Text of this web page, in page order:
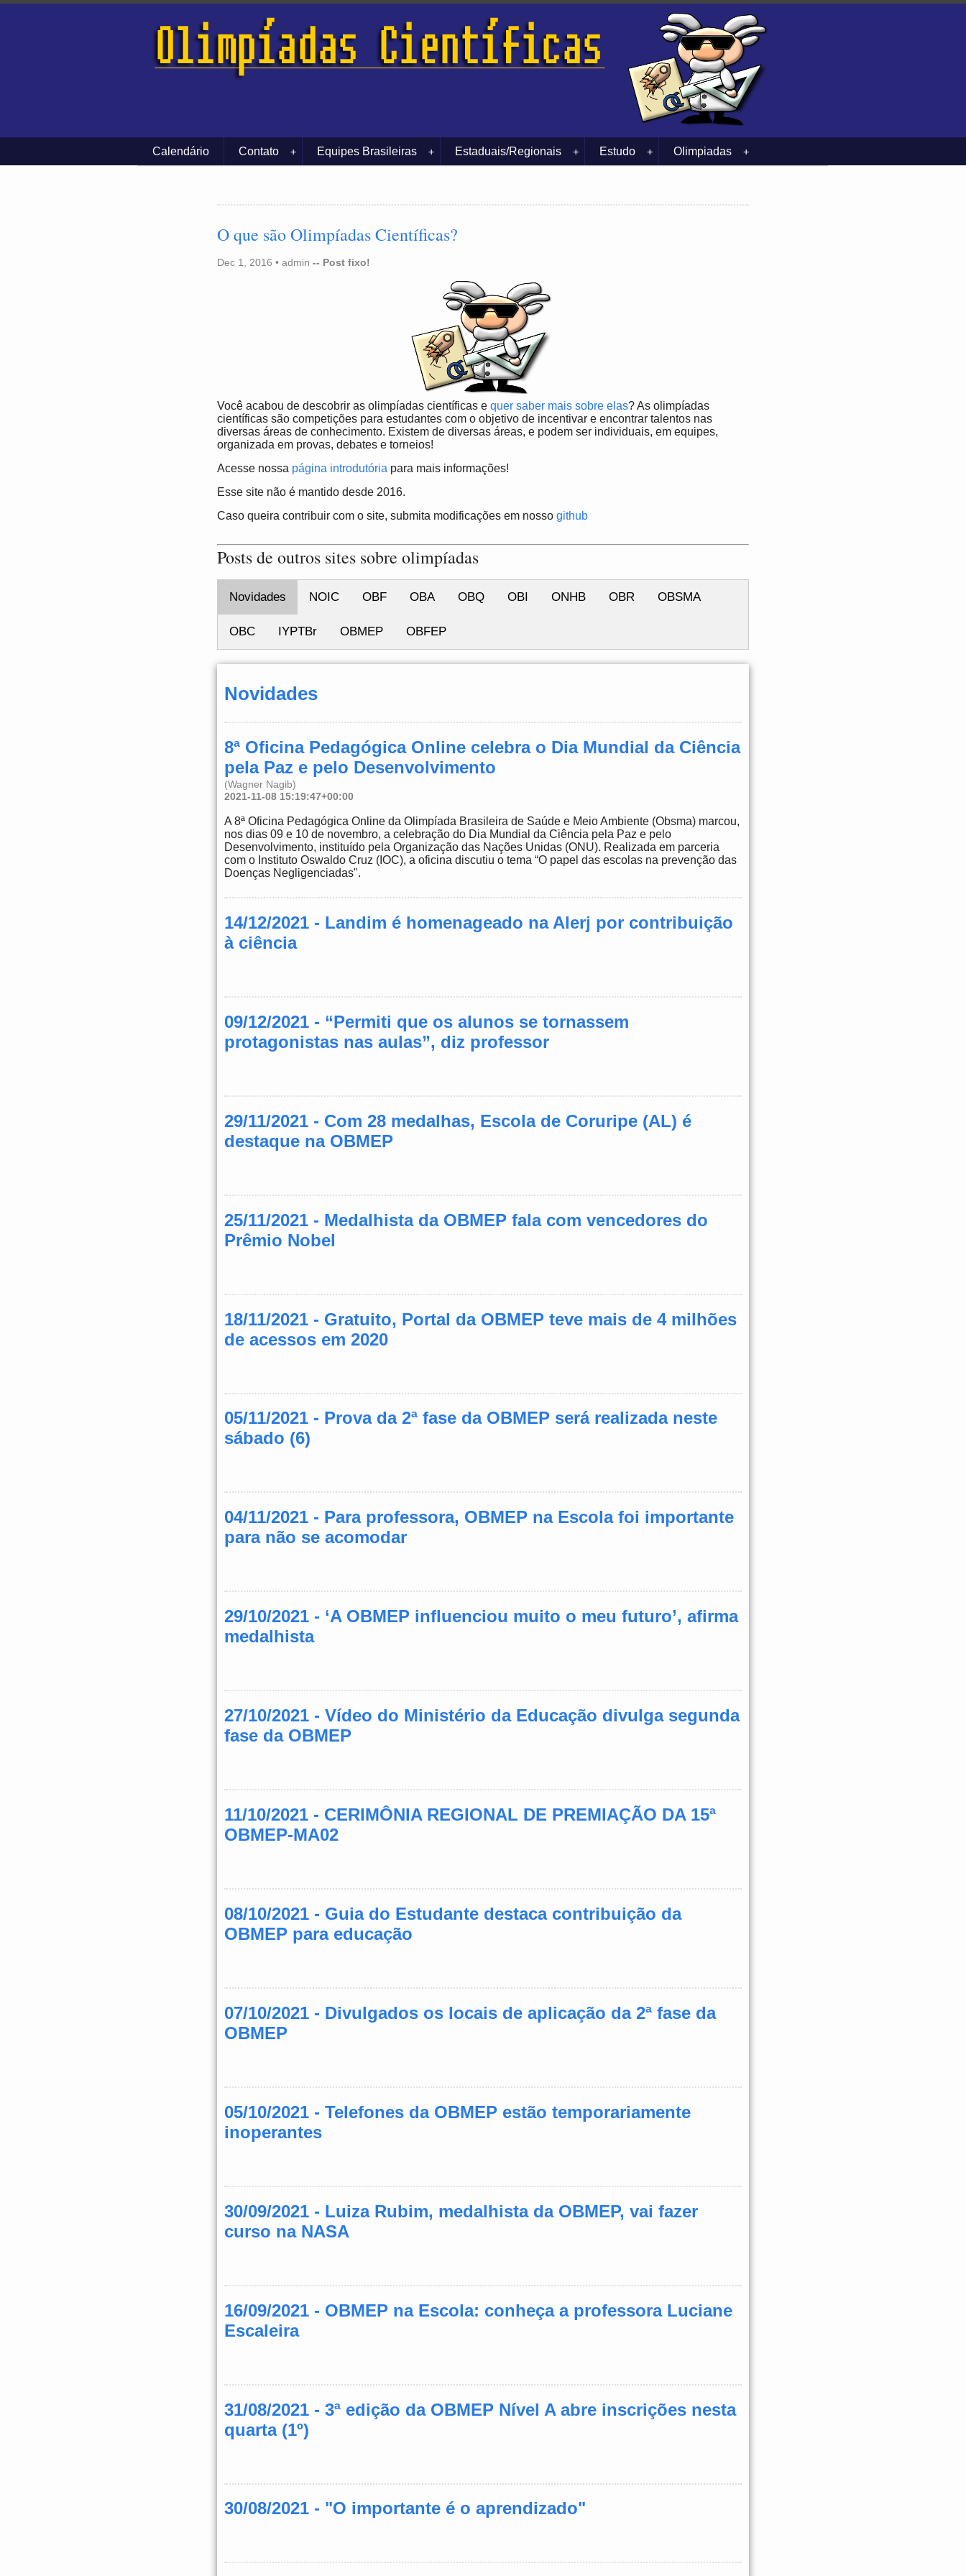
Calendário +
Contato +
Equipes Brasileiras +
Estaduais/Regionais +
Estudo +
Olimpiadas
O que são Olimpíadas Científicas?
Dec 1, 2016 • admin -- Post fixo!
Você acabou de descobrir as olimpíadas científicas e quer saber mais sobre elas? As olimpíadas
científicas são competições para estudantes com o objetivo de incentivar e encontrar talentos nas
diversas áreas de conhecimento. Existem de diversas áreas, e podem ser individuais, em equipes,
organizada em provas, debates e torneios!
Acesse nossa página introdutória para mais informações!
Esse site não é mantido desde 2016.
Caso queira contribuir com o site, submita modificações em nosso github
Posts de outros sites sobre olimpíadas
Novidades NOIC OBF OBA OBQ OBI ONHB OBR OBSMA
OBC IYPTBr OBMEP OBFEP
Novidades
8ª Oficina Pedagógica Online celebra o Dia Mundial da Ciência
pela Paz e pelo Desenvolvimento
(Wagner Nagib)
2021-11-08 15:19:47+00:00
A 8ª Oficina Pedagógica Online da Olimpíada Brasileira de Saúde e Meio Ambiente (Obsma) marcou,
nos dias 09 e 10 de novembro, a celebração do Dia Mundial da Ciência pela Paz e pelo
Desenvolvimento, instituído pela Organização das Nações Unidas (ONU). Realizada em parceria
com o Instituto Oswaldo Cruz (IOC), a oficina discutiu o tema “O papel das escolas na prevenção das
Doenças Negligenciadas".
14/12/2021 - Landim é homenageado na Alerj por contribuição
à ciência
09/12/2021 - “Permiti que os alunos se tornassem
protagonistas nas aulas”, diz professor
29/11/2021 - Com 28 medalhas, Escola de Coruripe (AL) é
destaque na OBMEP
25/11/2021 - Medalhista da OBMEP fala com vencedores do
Prêmio Nobel
18/11/2021 - Gratuito, Portal da OBMEP teve mais de 4 milhões
de acessos em 2020
05/11/2021 - Prova da 2ª fase da OBMEP será realizada neste
sábado (6)
04/11/2021 - Para professora, OBMEP na Escola foi importante
para não se acomodar
29/10/2021 - ‘A OBMEP influenciou muito o meu futuro’, afirma
medalhista
27/10/2021 - Vídeo do Ministério da Educação divulga segunda
fase da OBMEP
11/10/2021 - CERIMÔNIA REGIONAL DE PREMIAÇÃO DA 15ª
OBMEP-MA02
08/10/2021 - Guia do Estudante destaca contribuição da
OBMEP para educação
07/10/2021 - Divulgados os locais de aplicação da 2ª fase da
OBMEP
05/10/2021 - Telefones da OBMEP estão temporariamente
inoperantes
30/09/2021 - Luiza Rubim, medalhista da OBMEP, vai fazer
curso na NASA
16/09/2021 - OBMEP na Escola: conheça a professora Luciane
Escaleira
31/08/2021 - 3ª edição da OBMEP Nível A abre inscrições nesta
quarta (1º)
30/08/2021 - "O importante é o aprendizado"